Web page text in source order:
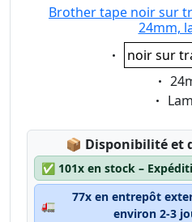
Brother tape noir sur
24mm,
Eigenschaft:
noir sur
📦 Lagerstatus:
Disponibilité et
✅ 101x en stock –
🚛
77x en entrepôt
environ 2-3